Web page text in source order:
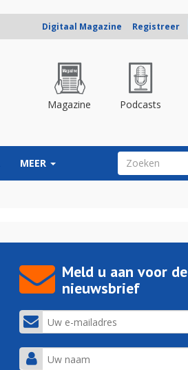
Digitaal Magazine Registreer
Magazine Podcasts
MEER ZOEKVELD
Meld u aan voor de
nieuwsbrief